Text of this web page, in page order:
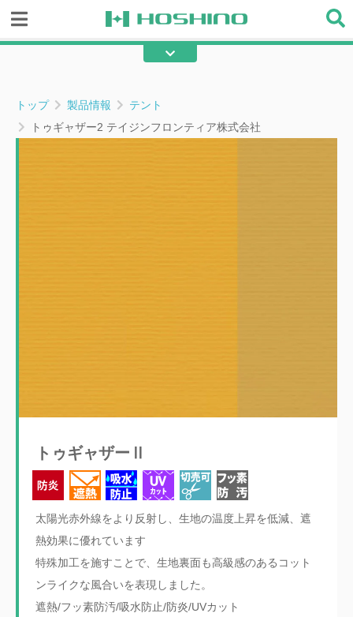
綿帆布 エステル帆布
トップ 製品情報
テント
トゥギャザー2 テイジンフロンティア株式会社
トゥギャザーⅡ
太陽光赤外線をより反射し、生地の温度上昇を低減、遮
熱効果に優れています
特殊加工を施すことで、生地裏面も高級感のあるコット
ンライクな風合いを表現しました。
遮熱/フッ素防汚/吸水防止/防炎/UVカット